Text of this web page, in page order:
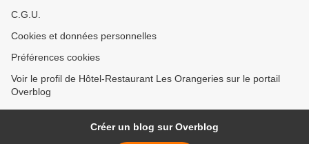
C.G.U.
Cookies et données personnelles
Préférences cookies
Voir le profil de Hôtel-Restaurant Les Orangeries sur le portail
Overblog
Créer un blog sur Overblog